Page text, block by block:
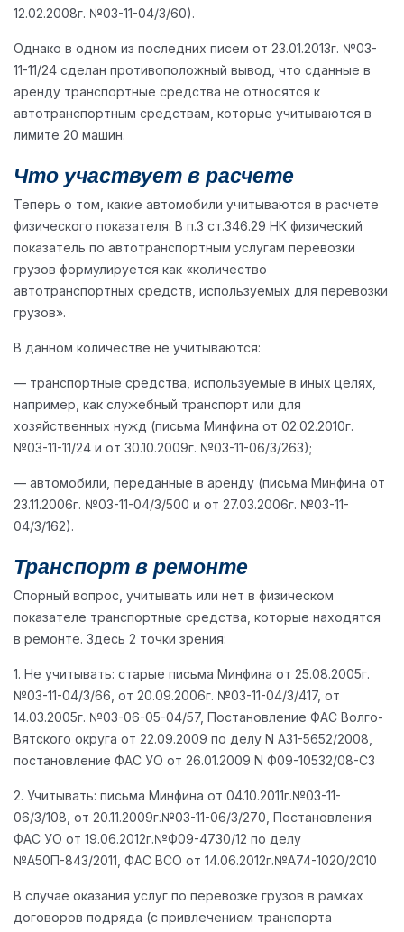
12.02.2008г. №03-11-04/3/60).
Однако в одном из последних писем от 23.01.2013г. №03-
11-11/24 сделан противоположный вывод, что сданные в
аренду транспортные средства не относятся к
автотранспортным средствам, которые учитываются в
лимите 20 машин.
Что участвует в расчете
Теперь о том, какие автомобили учитываются в расчете
физического показателя. В п.3 ст.346.29 НК физический
показатель по автотранспортным услугам перевозки
грузов формулируется как «количество
автотранспортных средств, используемых для перевозки
грузов».
В данном количестве не учитываются:
— транспортные средства, используемые в иных целях,
например, как служебный транспорт или для
хозяйственных нужд (письма Минфина от 02.02.2010г.
№03-11-11/24 и от 30.10.2009г. №03-11-06/3/263);
— автомобили, переданные в аренду (письма Минфина от
23.11.2006г. №03-11-04/3/500 и от 27.03.2006г. №03-11-
04/3/162).
Транспорт в ремонте
Спорный вопрос, учитывать или нет в физическом
показателе транспортные средства, которые находятся
в ремонте. Здесь 2 точки зрения:
1. Не учитывать: старые письма Минфина от 25.08.2005г.
№03-11-04/3/66, от 20.09.2006г. №03-11-04/3/417, от
14.03.2005г. №03-06-05-04/57, Постановление ФАС Волго-
Вятского округа от 22.09.2009 по делу N А31-5652/2008,
постановление ФАС УО от 26.01.2009 N Ф09-10532/08-С3
2. Учитывать: письма Минфина от 04.10.2011г.№03-11-
06/3/108, от 20.11.2009г.№03-11-06/3/270, Постановления
ФАС УО от 19.06.2012г.№Ф09-4730/12 по делу
№А50П-843/2011, ФАС ВСО от 14.06.2012г.№А74-1020/2010
В случае оказания услуг по перевозке грузов в рамках
договоров подряда (с привлечением транспорта